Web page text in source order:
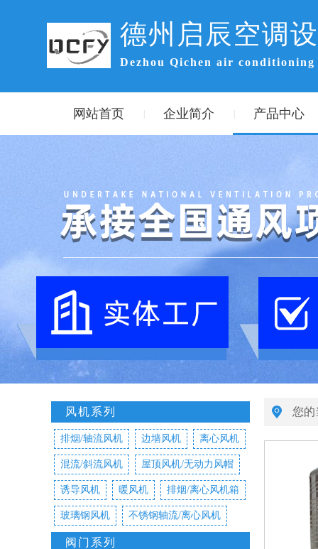
德州启辰空调
Dezhou Qichen air
网站首页 企业简介 产品中心
风机系列
排烟/轴流风机 边墙风机 离心风机
混流/斜流风机 屋顶风机/无动力风帽
诱导风机 暖风机 排烟/离心风机箱
玻璃钢风机 不锈钢轴流/离心风机
阀门系列
您的